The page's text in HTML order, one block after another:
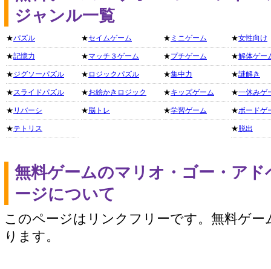
ジャンル一覧
★パズル
★記憶力
★ジグソーパズル
★スライドパズル
★ リバーシ
★テトリス
★セイムゲーム
★マッチ３ゲーム
★ ロジックパズル
★お絵かきロジック
★脳トレ
★ ミニゲーム
★プチゲーム
★集中力
★キッズゲーム
★学習ゲーム
★女性向け
★解体ゲー
★謎解き
★一休みゲ
★ボードゲ
★ 脱出
無料ゲームのマリオ・ゴー・ア
ージについて
このページはリンクフリーです。無料ゲー
ります。